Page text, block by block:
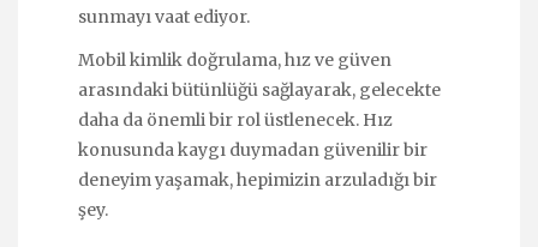
sunmayı vaat ediyor.
Mobil kimlik doğrulama, hız ve güven
arasındaki bütünlüğü sağlayarak, gelecekte
daha da önemli bir rol üstlenecek. Hız
konusunda kaygı duymadan güvenilir bir
deneyim yaşamak, hepimizin arzuladığı bir
şey.